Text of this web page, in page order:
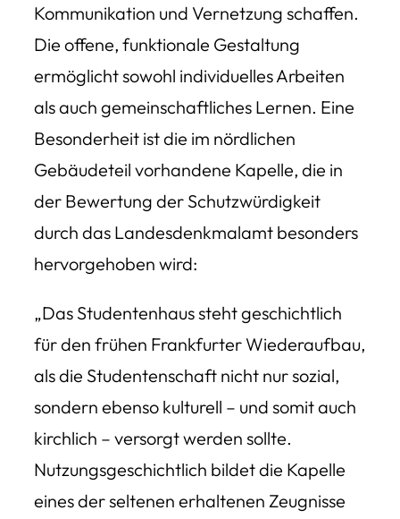
Kommunikation und Vernetzung schaffen.
Die offene, funktionale Gestaltung
ermöglicht sowohl individuelles Arbeiten
als auch gemeinschaftliches Lernen. Eine
Besonderheit ist die im nördlichen
Gebäudeteil vorhandene Kapelle, die in
der Bewertung der Schutzwürdigkeit
durch das Landesdenkmalamt besonders
hervorgehoben wird:
„Das Studentenhaus steht geschichtlich
für den frühen Frankfurter Wiederaufbau,
als die Studentenschaft nicht nur sozial,
sondern ebenso kulturell – und somit auch
kirchlich – versorgt werden sollte.
Nutzungsgeschichtlich bildet die Kapelle
eines der seltenen erhaltenen Zeugnisse